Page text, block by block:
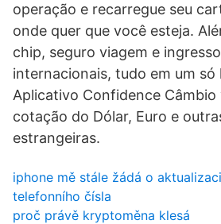
operação e recarregue seu
onde quer que você esteja.
chip, seguro viagem e
internacionais, tudo em um só
Aplicativo Confidence Câmbio
cotação do Dólar, Euro e
estrangeiras.
iphone mě stále žádá o
telefonního čísla
proč právě kryptoměna klesá